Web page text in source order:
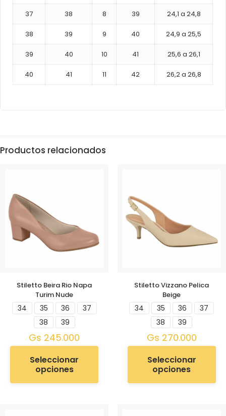
37 38 8 39 24,1 a 24,8
38 39 9 40 24,9 a 25,5
39 40 10 41 25,6 a 26,1
40 41 11 42 26,2 a 26,8
Productos relacionados
Stiletto Beira Rio Napa
Turim Nude
34 35 36
37
38
39
Gs 245.000
Seleccionar
opciones
Stiletto Vizzano Pelica
Beige
34 35 36
37
38
39
Gs 270.000
Seleccionar
opciones